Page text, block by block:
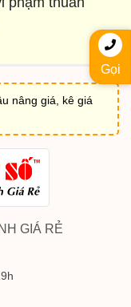
Gọi
nâng giá, kê giá
GIÁ RẺ